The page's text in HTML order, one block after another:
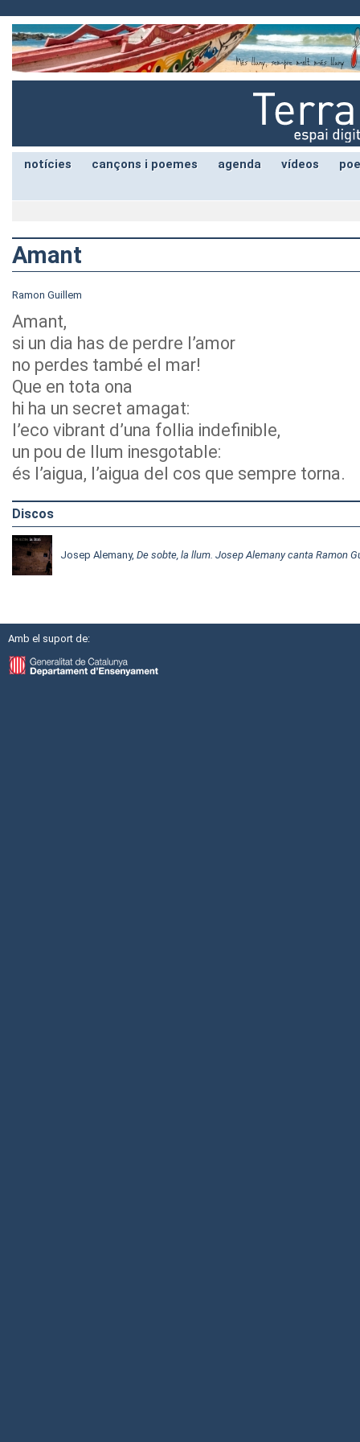
notícies cançons i poemes agenda vídeos
Amant
Ramon Guillem
Amant,
si un dia has de perdre l’amor
no perdes també el mar!
Que en tota ona
hi ha un secret amagat:
l’eco vibrant d’una follia indefinible,
un pou de llum inesgotable:
és l’aigua, l’aigua del cos que sempre torna.
Discos
Josep Alemany, De sobte, la llum. Josep Alemany canta Ramon
Amb el suport de: